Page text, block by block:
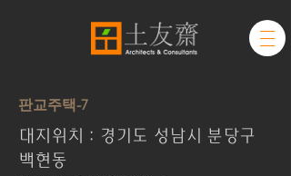
판교주택-7
대지위치 : 경기도 성남시 분당구
백현동